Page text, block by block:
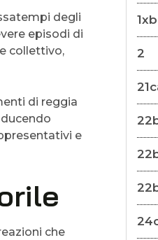
degli
episodi di
collettivo,
di reggia
e
che
2